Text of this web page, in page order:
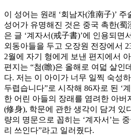
이 성어는 원래 ‘회남자(淮南子)’ 주
성어가 유명해진 것은 중국 촉한(
은 글 ‘계자서(戒子書)’에 인용되면
외동아들을 두고 오장원 전장에서
2월에 자기 형에게 보낸 편지에서
편지는 “첨(瞻)은 올해로 여덟 살인
다. 저는 이 아이가 너무 일찍 숙성
두렵습니다”로 시작해 86자로 된 ‘
한 어린 아들의 장래를 염려한 아버
(修身), 학문에 관한 생각이 담겨 있
량의 명문으로 꼽히는 ‘계자서’는
리 쓰인다”라고 일러줬다.